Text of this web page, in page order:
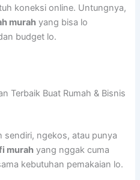
koneksi online. Untungnya,
murah yang bisa lo
budget lo.
Terbaik Buat Rumah & Bisnis
sendiri, ngekos, atau punya
murah yang nggak cuma
kebutuhan pemakaian lo.